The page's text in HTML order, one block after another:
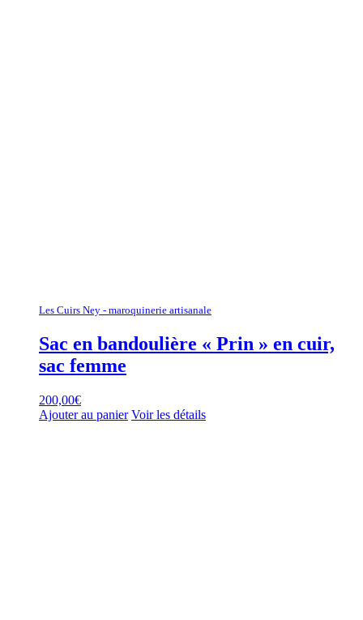
Les Cuirs Ney - maroquinerie artisanale
Sac en bandoulière « Prin » en cuir,
sac femme
200,00€
Ajouter au panier Voir les détails